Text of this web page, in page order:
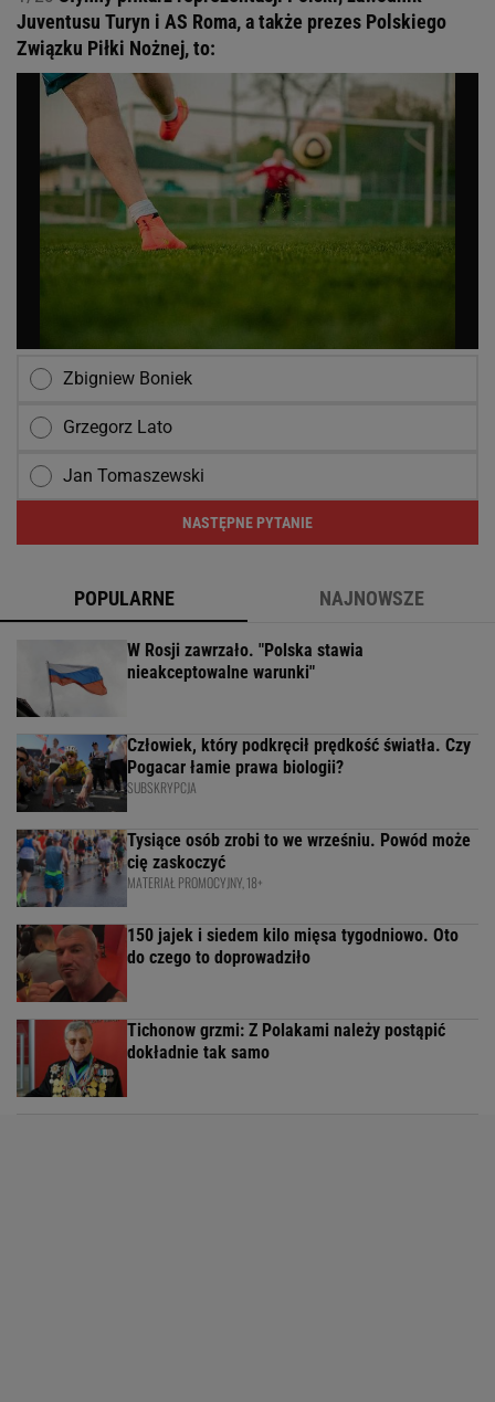
Juventusu Turyn i AS Roma, a także prezes Polskiego
Związku Piłki Nożnej, to:
Zbigniew Boniek
Grzegorz Lato
Jan Tomaszewski
NASTĘPNE PYTANIE
POPULARNE NAJNOWSZE
W Rosji zawrzało. "Polska stawia
nieakceptowalne warunki"
Człowiek, który podkręcił prędkość światła. Czy
Pogacar łamie prawa biologii?
SUBSKRYPCJA
Tysiące osób zrobi to we wrześniu. Powód może
cię zaskoczyć
MATERIAŁ PROMOCYJNY, 18+
150 jajek i siedem kilo mięsa tygodniowo. Oto
do czego to doprowadziło
Tichonow grzmi: Z Polakami należy postąpić
dokładnie tak samo